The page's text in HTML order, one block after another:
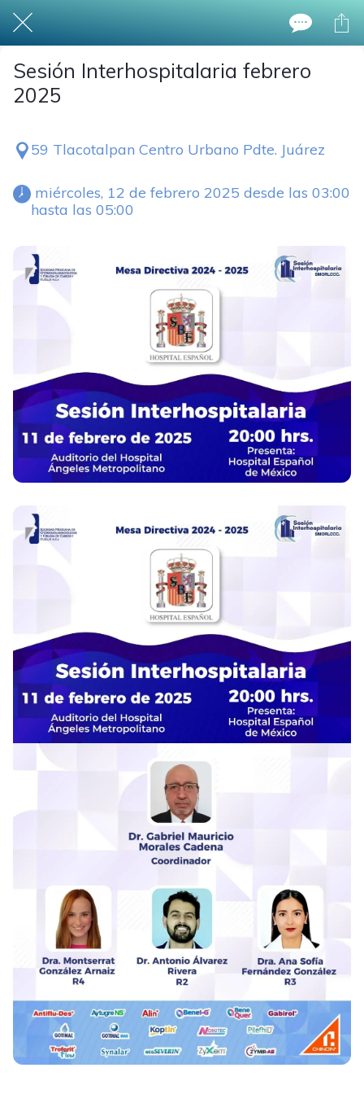
Sesión Interhospitalaria febrero
2025
59 Tlacotalpan Centro Urbano Pdte. Juárez
hasta las 05:00